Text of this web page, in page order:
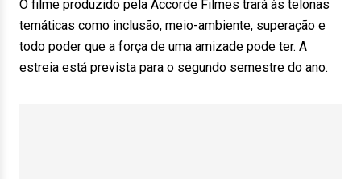
O filme produzido pela Accorde Filmes trará às telonas
temáticas como inclusão, meio-ambiente, superação e
todo poder que a força de uma amizade pode ter. A
estreia está prevista para o segundo semestre do ano.